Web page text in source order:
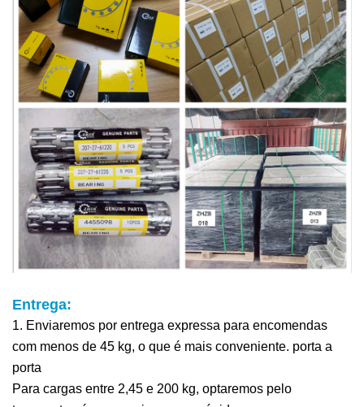
Entrega:
1. Enviaremos por entrega expressa para encomendas
com menos de 45 kg, o que é mais conveniente. porta a
porta
Para cargas entre 2,45 e 200 kg, optaremos pelo